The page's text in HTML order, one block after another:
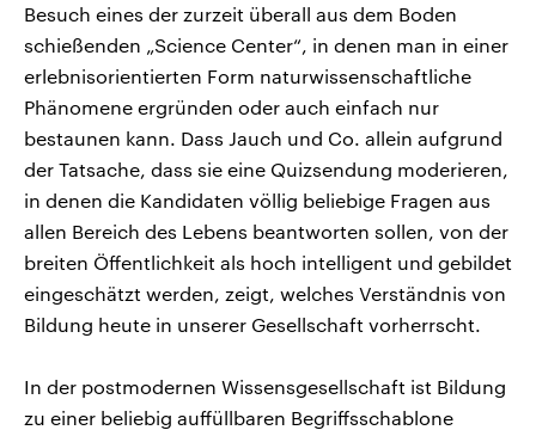
Besuch eines der zurzeit überall aus dem Boden
schießenden „Science Center“, in denen man in einer
erlebnisorientierten Form naturwissenschaftliche
Phänomene ergründen oder auch einfach nur
bestaunen kann. Dass Jauch und Co. allein aufgrund
der Tatsache, dass sie eine Quizsendung moderieren,
in denen die Kandidaten völlig beliebige Fragen aus
allen Bereich des Lebens beantworten sollen, von der
breiten Öffentlichkeit als hoch intelligent und gebildet
eingeschätzt werden, zeigt, welches Verständnis von
Bildung heute in unserer Gesellschaft vorherrscht.
In der postmodernen Wissensgesellschaft ist Bildung
zu einer beliebig auffüllbaren Begriffsschablone